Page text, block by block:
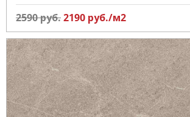
2590руб.2190 руб./м2